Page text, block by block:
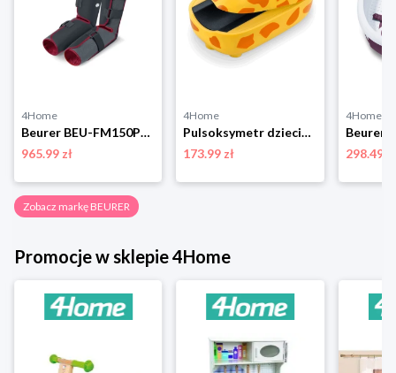
4Home
Beurer BEU-FM150Pro Masażer limfatyczny
965.99 zł
4Home
Pulsoksymetr dziecięcy Beurer PO13
173.99 zł
4Home
298.49 zł
Zobacz markę BEURER
Promocje w sklepie 4Home